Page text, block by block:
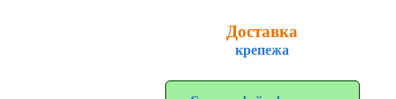
Доставка
крепежа